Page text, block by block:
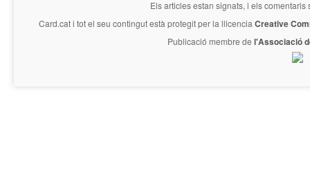
Els articles estan signats, i els
Card.cati tot el seu contingut està protegit per la llicencia Creative
Publicació membre de l'Associació